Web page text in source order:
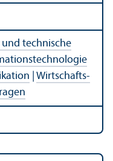
technische
Wirtschafts-